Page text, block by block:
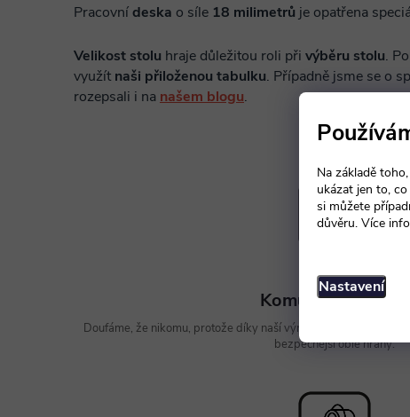
Na základě
ukázat jen to,
si můžete
důvěru. Více
Nastavení
Pracovnídeska o síle 18 milimetrů je opatřena
Velikost stolu hraje důležitou roli při výběru stolu.
využít naši přiloženou tabulku. Případně jsme se o
rozepsali i na našem blogu.
Komu zvoní hrana
Doufáme, že nikomu, protože díky naší výrobě si můžete
bezpečnější oblé hrany.